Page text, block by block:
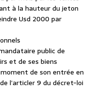
à la hauteur du jeton
Usd 2000 par
public de
et de ses biens
de son entrée en
l’articler 9 du décret-loi